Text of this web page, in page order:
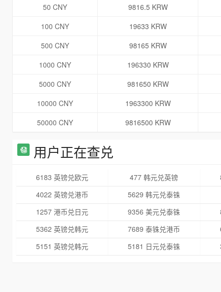
50 CNY
9816.5 KRW
100 CNY
19633 KRW
500 CNY
98165 KRW
1000 CNY
196330 KRW
5000 CNY
981650 KRW
10000 CNY
1963300 KRW
50000 CNY
9816500 KRW
用户正在查兑
6183 英镑兑欧元 477 韩元兑英镑
4022 英镑兑港币
5629 韩元兑泰铢
1257 港币兑日元
9356 美元兑泰铢
5362 英镑兑韩元
7689 泰铢兑港币
5151 英镑兑韩元
5181 日元兑泰铢